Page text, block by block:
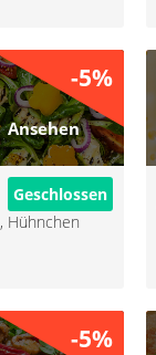
-5%
Ansehen
Geschlossen
, Hühnchen
-5%